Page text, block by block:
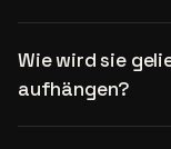
Wie wird sie
aufhängen?